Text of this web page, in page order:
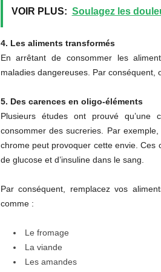
VOIR PLUS: Soulagez les
4. Les aliments transformés
En arrêtant de consommer les
maladies dangereuses. Par conséquent,
5. Des carences en oligo-éléments
Plusieurs études ont prouvé
consommer des sucreries. Par
chrome peut provoquer cette envie.
de glucose et d’insuline dans le sang.
Par conséquent, remplacez vos
comme :
Le fromage
La viande
Les amandes